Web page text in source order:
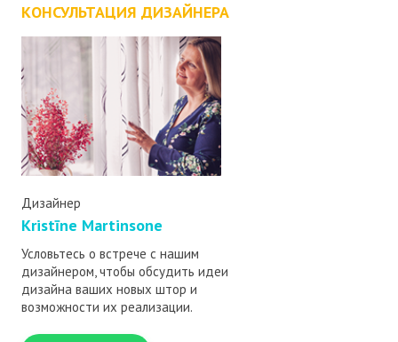
КОНСУЛЬТАЦИЯ ДИЗАЙНЕРА
Дизайнер
Kristīne Martinsone
Условьтесь о встрече с нашим
дизайнером, чтобы обсудить идеи
дизайна ваших новых штор и
возможности их реализации.